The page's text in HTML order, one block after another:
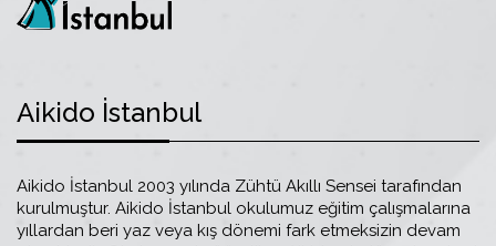
Aikido İstanbul
Aikido İstanbul 2003 yılında Zühtü Akıllı Sensei tarafından
kurulmuştur. Aikido İstanbul okulumuz eğitim çalışmalarına
yıllardan beri yaz veya kış dönemi fark etmeksizin devam